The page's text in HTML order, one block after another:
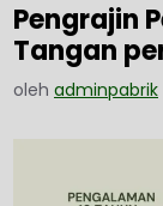
Pengrajin
Tangan
oleh adminpabrik